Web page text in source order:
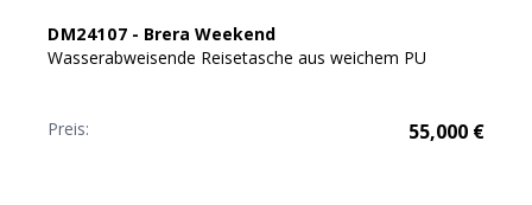
DM24107 - Brera Weekend
Wasserabweisende Reisetasche aus weichem PU
Preis: 55,000 €